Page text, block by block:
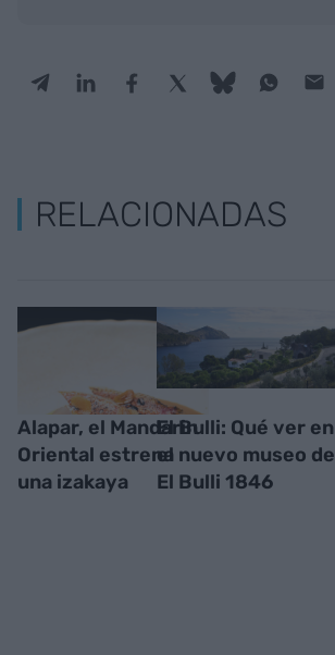
RELACIONADAS
Alapar, el Mandarin
Oriental estrena
una izakaya
El Bulli: Qué ver en
el nuevo museo de
El Bulli 1846